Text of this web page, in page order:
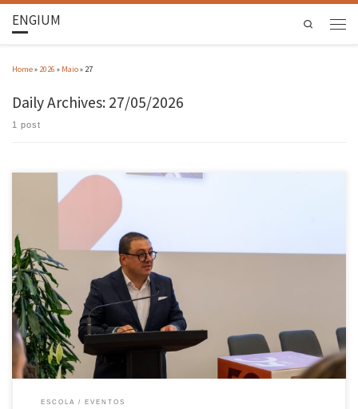
ENGIUM Search
Home» 2026 » Maio» 27
Daily Archives: 27/05/2026
1 post
A área de Produção e Sistemas da Escola de Engenharia da Universidade do Minho, pioneira
no ensino da Engenharia e Gestão Industrial em Portugal, vai comemorar ao longo deste
ano o seu 50.º aniversário. O programa começou no dia 27 maio com uma conferência em
Guimarães, seguindo-se até dezembro encontros […]
ESCOLA EVENTOS